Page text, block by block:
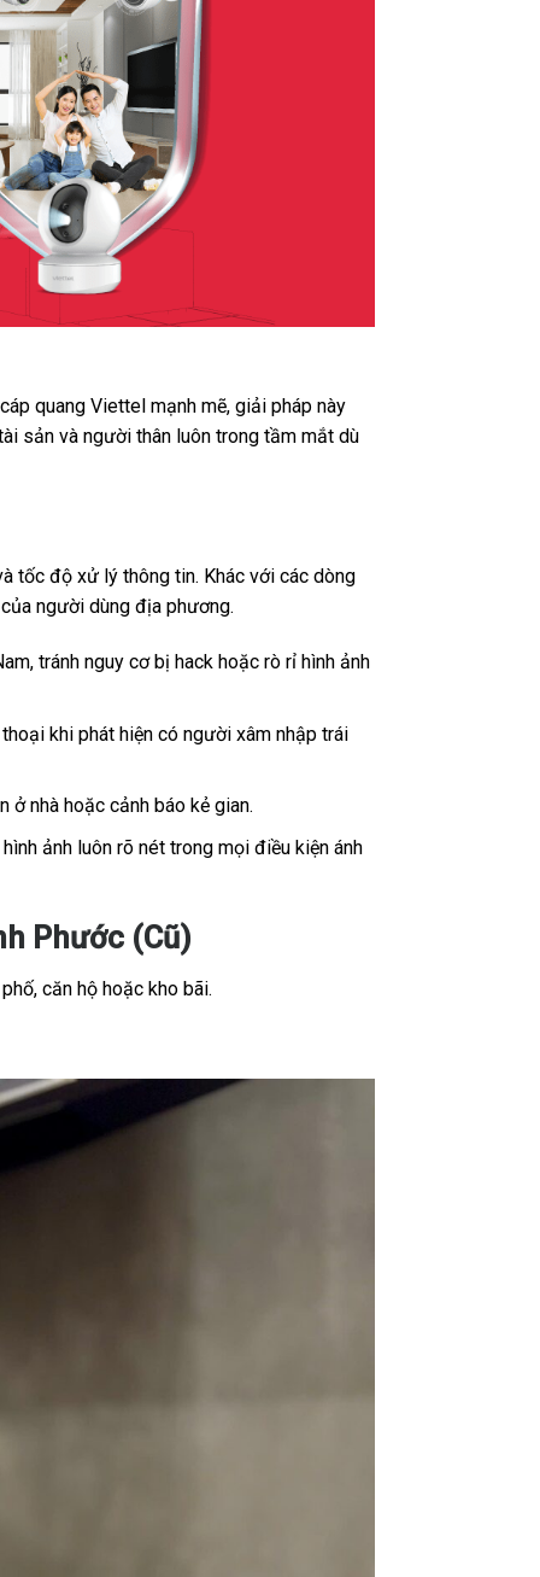
quang Viettel mạnh mẽ, giải pháp này
sản và người thân luôn trong tầm mắt dù
tốc độ xử lý thông tin. Khác với các dòng
người dùng địa phương.
tránh nguy cơ bị hack hoặc rò rỉ hình ảnh
khi phát hiện có người xâm nhập trái
nhà hoặc cảnh báo kẻ gian.
ảnh luôn rõ nét trong mọi điều kiện ánh
Phước (Cũ)
căn hộ hoặc kho bãi.